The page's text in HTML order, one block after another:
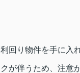
回り物件を手に入
が伴うため、注意